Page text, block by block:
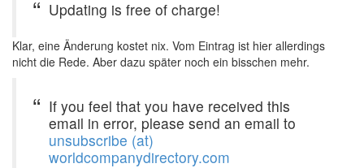
Updating is free of charge!
Klar, eine Änderung kostet nix. Vom Eintrag ist hier allerdings
nicht die Rede. Aber dazu später noch ein bisschen mehr.
If you feel that you have received this
email in error, please send an email to
unsubscribe (at)
worldcompanydirectory.com